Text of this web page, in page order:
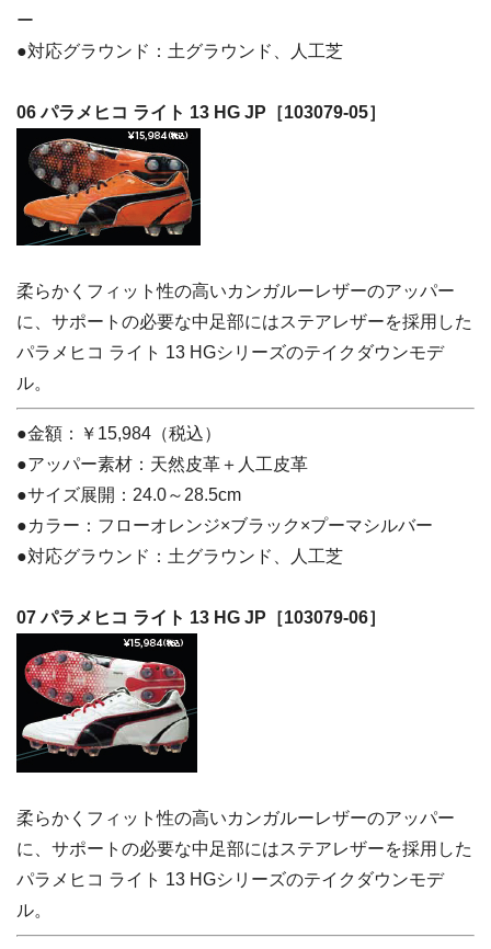
ー
●対応グラウンド：土グラウンド、人工芝
06 パラメヒコ ライト 13 HG JP［103079-05］
柔らかくフィット性の高いカンガルーレザーのアッパー
に、サポートの必要な中足部にはステアレザーを採用した
パラメヒコ ライト 13 HGシリーズのテイクダウンモデ
ル。
●金額：￥15,984（税込）
●アッパー素材：天然皮革＋人工皮革
●サイズ展開：24.0～28.5cm
●カラー：フローオレンジ×ブラック×プーマシルバー
●対応グラウンド：土グラウンド、人工芝
07 パラメヒコ ライト 13 HG JP［103079-06］
柔らかくフィット性の高いカンガルーレザーのアッパー
に、サポートの必要な中足部にはステアレザーを採用した
パラメヒコ ライト 13 HGシリーズのテイクダウンモデ
ル。